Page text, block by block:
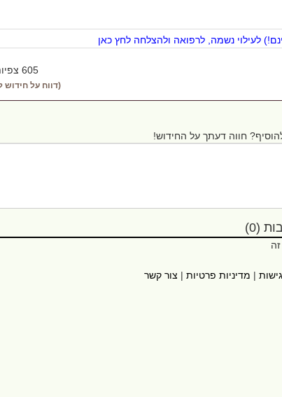
לעילוי נשמה, לרפואה ולהצלחה לחץ כאן
605 צפיות
(דווח על חידוש
חווה דעתך על החידוש!
(0)
| מדיניות פרטיות | צור קשר